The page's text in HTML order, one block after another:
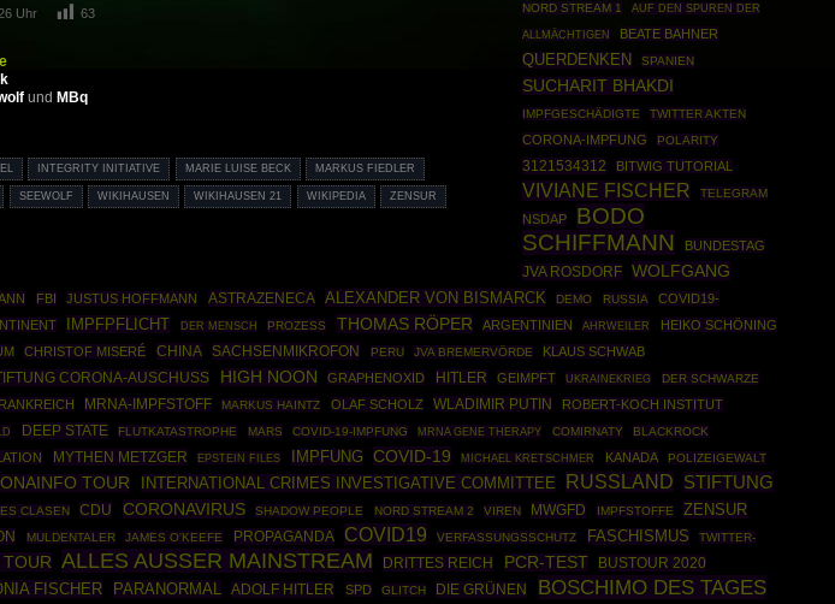
Uhr 63
und MBq
INTEGRITY INITIATIVE MARIE LUISE BECK MARKUS FIEDLER
SEEWOLF WIKIHAUSEN WIKIHAUSEN 21 WIKIPEDIA ZENSUR
NORD STREAM 1 AUF DEN SPUREN DER
ALLMÄCHTIGEN BEATE BAHNER
QUERDENKEN SPANIEN
SUCHARIT BHAKDI
IMPFGESCHÄDIGTE TWITTER AKTEN
CORONA-IMPFUNG POLARITY
3121534312 BITWIG TUTORIAL
VIVIANE FISCHER TELEGRAM
NSDAP
BODO
SCHIFFMANN
BUNDESTAG
JVA ROSDORF WOLFGANG
FBI JUSTUS HOFFMANN ASTRAZENECA ALEXANDER VON BISMARCK DEMO RUSSIA
COVID19-
IMPFPFLICHT DER MENSCH PROZESS THOMAS RÖPER ARGENTINIEN AHRWEILER HEIKO SCHÖNING
CHRISTOF MISERÉ CHINA SACHSENMIKROFON PERU JVA BREMERVÖRDE KLAUS SCHWAB
CORONA-AUSCHUSS HIGH NOON GRAPHENOXID HITLER GEIMPFT UKRAINEKRIEG
DER SCHWARZE
MRNA-IMPFSTOFF MARKUS HAINTZ OLAF SCHOLZ WLADIMIR PUTIN ROBERT-KOCH INSTITUT
DEEP STATE FLUTKATASTROPHE MARS COVID-19-IMPFUNG MRNA GENE THERAPY COMIRNATY BLACKROCK
MYTHEN METZGER EPSTEIN FILES IMPFUNG COVID-19 MICHAEL KRETSCHMER KANADA
POLIZEIGEWALT
TOUR INTERNATIONAL CRIMES INVESTIGATIVE COMMITTEE RUSSLAND STIFTUNG
CLASEN CDU CORONAVIRUS SHADOW PEOPLE NORD STREAM 2 VIREN MWGFD IMPFSTOFFE ZENSUR
MULDENTALER JAMES O'KEEFE PROPAGANDA COVID19 VERFASSUNGSSCHUTZ FASCHISMUS
TWITTER-
ALLES AUSSER MAINSTREAM DRITTES REICH PCR-TEST BUSTOUR 2020
FISCHER PARANORMAL ADOLF HITLER SPD GLITCH DIE GRÜNEN BOSCHIMO DES TAGES